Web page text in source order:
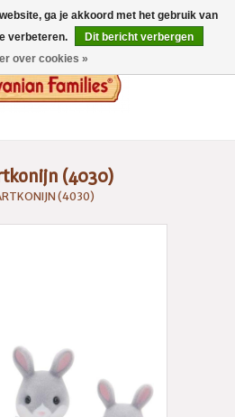
0 Artikelen - €0,00
(4030)
(4030)
ga je akkoord met het gebruik van
verbeteren.
Dit bericht verbergen
over cookies »